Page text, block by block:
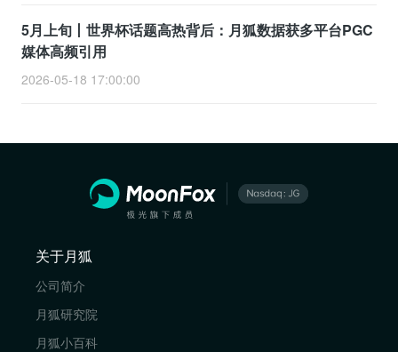
5月上旬丨世界杯话题高热背后：月狐数据获多平台PGC
媒体高频引用
2026-05-18 17:00:00
关于月狐
公司简介
月狐研究院
月狐小百科